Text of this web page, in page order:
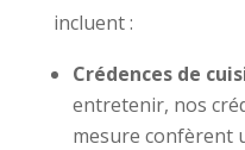
incluent :
Crédences de
entretenir, nos
mesure confèrent